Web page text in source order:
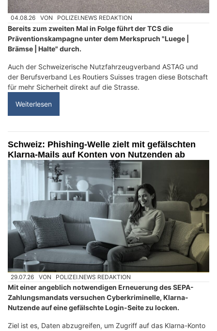
04.08.26 VON POLIZEI.NEWS REDAKTION
Bereits zum zweiten Mal in Folge führt der TCS die
Präventionskampagne unter dem Merkspruch "Luege |
Brämse | Halte" durch.
Auch der Schweizerische Nutzfahrzeugverband ASTAG und
der Berufsverband Les Routiers Suisses tragen diese Botschaft
für mehr Sicherheit direkt auf die Strasse.
Weiterlesen
Schweiz: Phishing-Welle zielt mit gefälschten
Klarna-Mails auf Konten von Nutzenden ab
29.07.26 VON POLIZEI.NEWS REDAKTION
Mit einer angeblich notwendigen Erneuerung des SEPA-
Zahlungsmandats versuchen Cyberkriminelle, Klarna-
Nutzende auf eine gefälschte Login-Seite zu locken.
Ziel ist es, Daten abzugreifen, um Zugriff auf das Klarna-Konto